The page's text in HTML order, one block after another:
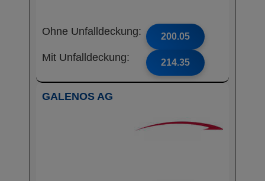
Ohne Unfalldeckung: 200.05
Mit Unfalldeckung: 214.35
GALENOS AG